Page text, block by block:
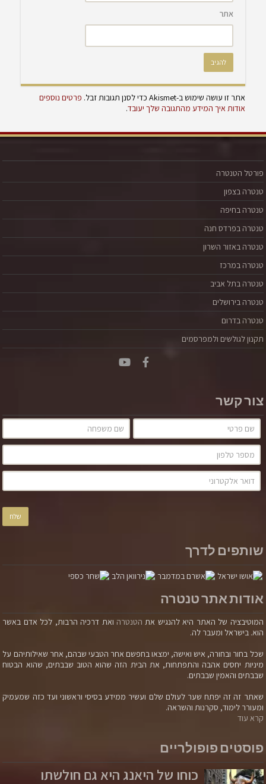
אתר
אתר זו עושה שימוש ב-Akismet כדי לסנן תגובות זבל.
פרטים נוספים
אודות איך המידע מהתגובה שלך יעובד.
פורטל הטנטרה
טנטרה בצפון
טנטרה בחיפה
טנטרה בפרדס חנה
טנטרה באזור השרון
טנטרה במרכז
טנטרה בתל אביב
טנטרה בירושלים
טנטרה בדרום
תקנון לגולשים ולמפרסמים
צור קשר
שותפים לדרך
אודות אתר טנטרה
המוטיבציה של האתר היא להנגיש את הטנטרה ואת דרכיה הרבות, לכל אדם באשר
הוא. בישראל ומעבר לה.
שכל בחור ובחורה, איש ואישה, ימצאו בחפשם אחר הטבעי שבהם, אחר שאילותיהם על
מיניות יחסים אהבה והתפתחות, את הבית הזה שהוא הטוב שבבתים, שהוא הבטוח
שבבתים והאמין שבבתים.
שאתר זה זה יפתח שער לעולם שלם ועשיר ממידע בסיסי וראשוני ועד כזה שמעמיק
ומעורר לימוד, סקרנות והשראה.
קרא עוד
פוסטים פופולריים
כוחו של היאנג היא גם חולשתו